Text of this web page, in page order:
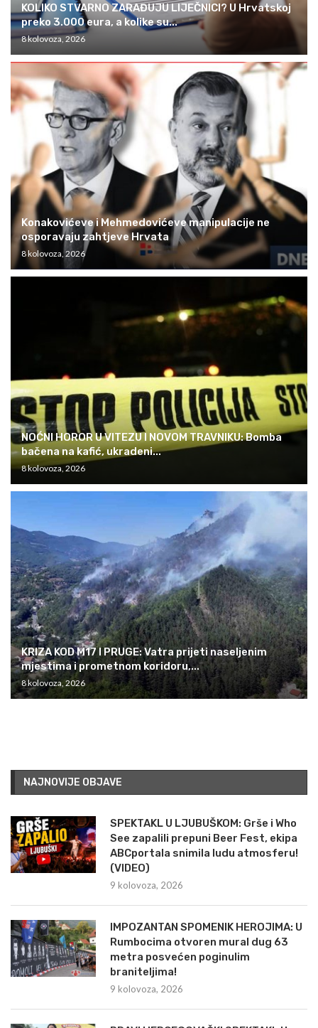
KOLIKO STVARNO ZARAĐUJU LIJEČNICI? U Hrvatskoj
preko 3.000 eura, a kolike su...
8 kolovoza, 2026
Konakovićeve i Mehmedovićeve manipulacije ne
osporavaju zahtjeve Hrvata
8 kolovoza, 2026
NOĆNI HOROR U VITEZU I NOVOM TRAVNIKU: Bomba
bačena na kafić, ukradeni...
8 kolovoza, 2026
KRIZA KOD M17 I PRUGE: Vatra prijeti naseljenim
mjestima i prometnom koridoru,...
8 kolovoza, 2026
NAJNOVIJE OBJAVE
SPEKTAKL U LJUBUŠKOM: Grše i Who
See zapalili prepuni Beer Fest, ekipa
ABCportala snimila ludu atmosferu!
(VIDEO)
9 kolovoza, 2026
IMPOZANTAN SPOMENIK HEROJIMA: U
Rumbocima otvoren mural dug 63
metra posvećen poginulim
braniteljima!
9 kolovoza, 2026